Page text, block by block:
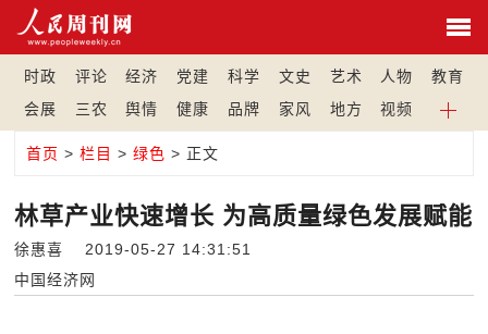
时政 评论 经济 党建 科学 文史 艺术 人物
教育
会展
三农 舆情 健康 品牌 家风 地方 视频
首页 >栏目 >绿色 > 正文
林草产业快速增长 为高质量绿色发展赋能
徐惠喜 2019-05-27 14:31:51
中国经济网